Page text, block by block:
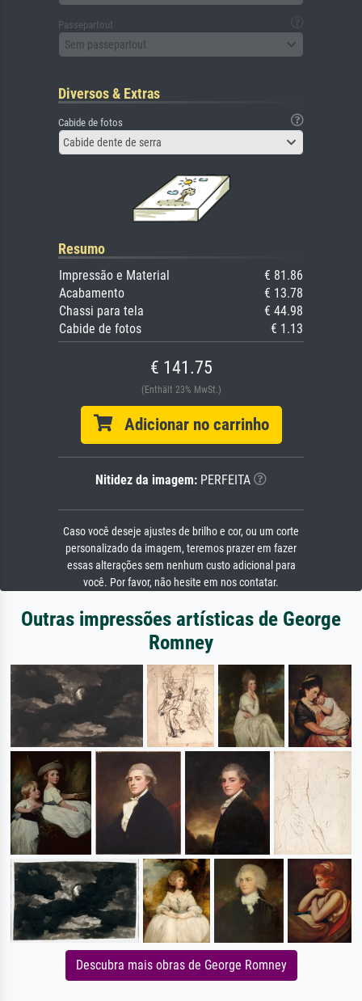
Passepartout
Sem passepartout
Diversos & Extras
Cabide de fotos
Cabide dente de serra
Resumo
Impressão e Material
€ 81.86
Acabamento
€ 13.78
Chassi para tela
€ 44.98
Cabide de fotos
€ 1.13
€ 141.75
(Enthält 23% MwSt.)
Adicionar no carrinho
Nitidez da imagem: PERFEITA
Caso você deseje ajustes de brilho e cor, ou um corte
personalizado da imagem, teremos prazer em fazer
essas alterações sem nenhum custo adicional para
você. Por favor, não hesite em nos contatar.
Outras impressões artísticas de George
Romney
Descubra mais obras de George Romney